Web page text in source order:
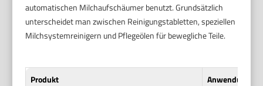
automatischen Milchaufschäumer benutzt. Grundsätzlich
unterscheidet man zwischen Reinigungstabletten, speziellen
Milchsystemreinigern und Pflegeölen für bewegliche Teile.
Produkt